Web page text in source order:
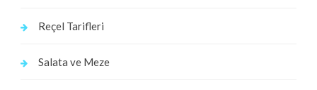
Reçel Tarifleri
Salata ve Meze